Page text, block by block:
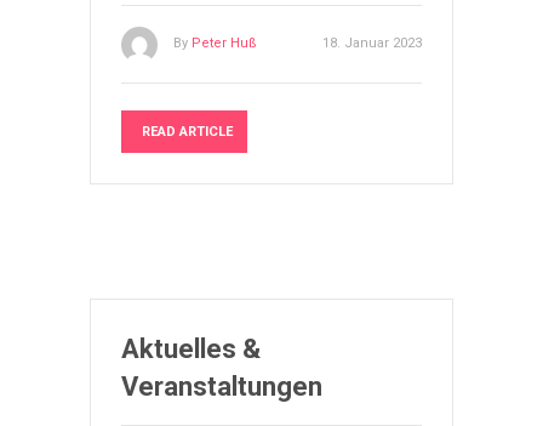
By Peter Huß 18. Januar 2023
READ ARTICLE
Aktuelles &
Veranstaltungen